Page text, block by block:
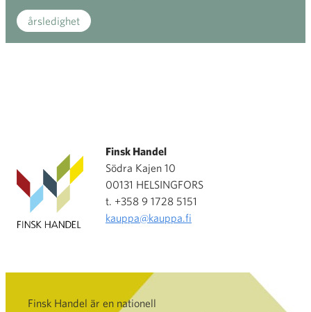
årsledighet
Finsk Handel
Södra Kajen 10
00131 HELSINGFORS
t. +358 9 1728 5151
kauppa@kauppa.fi
Finsk Handel är en nationell